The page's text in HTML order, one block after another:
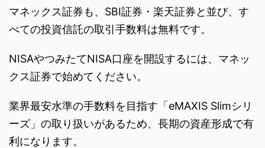
マネックス証券も、SBI証券・楽天証券と並び、す
べての投資信託の取引手数料は無料です。
NISAやつみたてNISA口座を開設するには、マネッ
クス証券で始めてください。
業界最安水準の手数料を目指す「eMAXIS Slimシリ
ーズ」の取り扱いがあるため、長期の資産形成で有
利になります。